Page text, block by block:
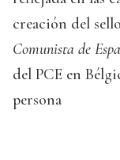
creación del
Comunista de
del PCE en
persona